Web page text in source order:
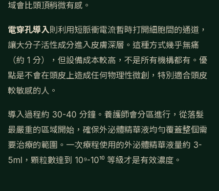
域會比頭頂稍微有感。
電穿孔導入則利用短脈衝電流暫時打開細胞間的通道，
讓大分子活性成分進入皮膚深層。這種方式幾乎無痛
（約 1 分），但設備成本較高，不是所有機構都有。優
點是不會在頭皮上造成任何物理性微創，特別適合頭皮
較敏感的人。
導入過程約 30-40 分鐘。養護師會分區進行，從落髮
最嚴重的區域開始，確保外泌體精華液均勻覆蓋整個需
要治療的範圍。一次療程使用的外泌體精華液量約 3-
5ml，顆粒數達到 10⁹-10¹⁰ 等級才是有效濃度。